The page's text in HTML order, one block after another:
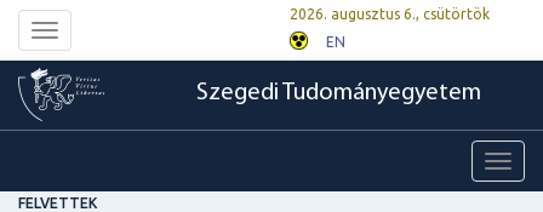
Toggle
navigation
2026. augusztus 6., csütörtök
EN
Szegedi Tudományegyetem
FELVETTEK